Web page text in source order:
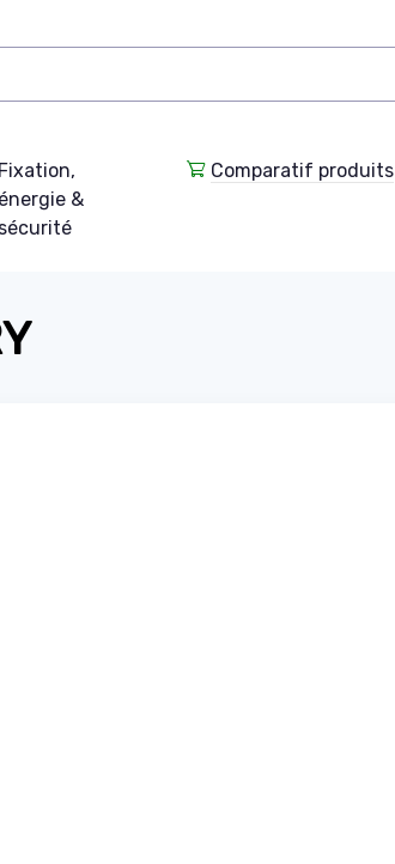
Fixation,
énergie &
sécurité
Comparatif produits